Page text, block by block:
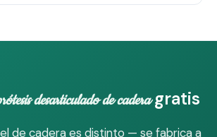
desarticulado de caderagratis
de cadera es distinto — se fabrica a